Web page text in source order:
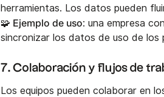
herramientas. Los datos pueden
🧩 Ejemplo de uso: una empresa
sincronizar los datos de uso de
7. Colaboración y flujos de
Los equipos pueden colaborar en